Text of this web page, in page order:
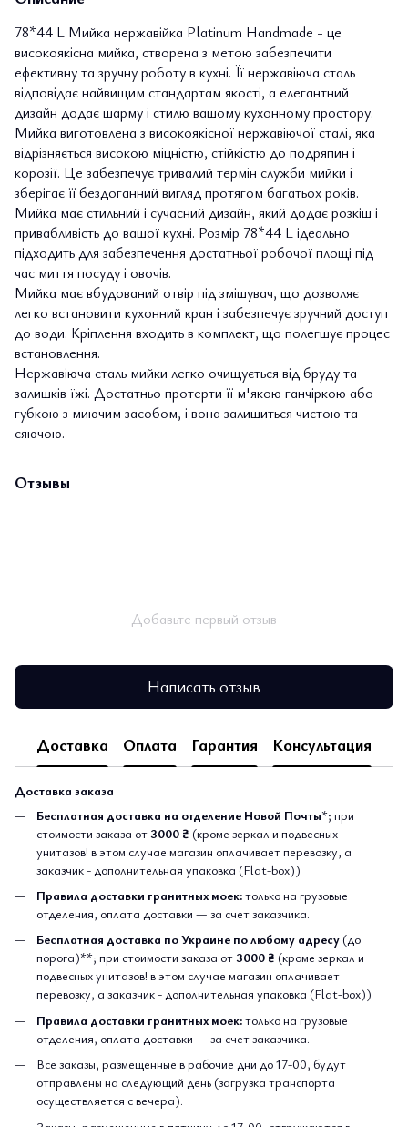
78*44 L Мийка нержавійка Platinum Handmade - це
високоякісна мийка, створена з метою забезпечити
ефективну та зручну роботу в кухні. Її нержавіюча сталь
відповідає найвищим стандартам якості, а елегантний
дизайн додає шарму і стилю вашому кухонному простору.
Мийка виготовлена з високоякісної нержавіючої сталі, яка
відрізняється високою міцністю, стійкістю до подряпин і
корозії. Це забезпечує тривалий термін служби мийки і
зберігає її бездоганний вигляд протягом багатьох років.
Мийка має стильний і сучасний дизайн, який додає розкіш і
привабливість до вашої кухні. Розмір 78*44 L ідеально
підходить для забезпечення достатньої робочої площі під
час миття посуду і овочів.
Мийка має вбудований отвір під змішувач, що дозволяє
легко встановити кухонний кран і забезпечує зручний доступ
до води. Кріплення входить в комплект, що полегшує процес
встановлення.
Нержавіюча сталь мийки легко очищується від бруду та
залишків їжі. Достатньо протерти її м'якою ганчіркою або
губкою з миючим засобом, і вона залишиться чистою та
сяючою.
Отзывы
Добавьте первый отзыв
Написать отзыв
Доставка Оплата Гарантия Консультация
Доставка заказа
Бесплатная доставка на отделение Новой Почты*; при
стоимости заказа от3000 ₴ (кроме зеркал и подвесных
унитазов! в этом случае магазин оплачивает перевозку, а
заказчик - дополнительная упаковка (Flat-box))
Правила доставки гранитных моек:только на грузовые
отделения, оплата доставки — за счет заказчика.
Бесплатная доставка по Украине по любому адресу (до
порога)**; при стоимости заказа от3000 ₴ (кроме зеркал и
подвесных унитазов! в этом случае магазин оплачивает
перевозку, а заказчик - дополнительная упаковка (Flat-box))
Правила доставки гранитных моек:только на грузовые
отделения, оплата доставки — за счет заказчика.
Все заказы, размещенные в рабочие дни до 17-00, будут
отправлены на следующий день (загрузка транспорта
осуществляется с вечера).